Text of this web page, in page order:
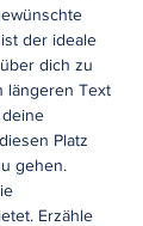
der ideale
dich zu
längeren Text
Platz
gehen.
Erzähle